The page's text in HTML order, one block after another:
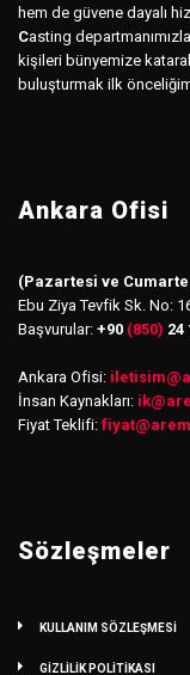
hem de güvene dayalı
Casting
kişileri bünyemize
buluşturmak ilk
Ankara Ofisi
(Pazartesi ve
Ebu Ziya Tevfik Sk. No:
Başvurular: +90 (850) 24
Ankara Ofisi: iletisim@
İnsan Kaynakları:
Fiyat Teklifi:
Sözleşmeler
KULLANIM SÖZLEŞMESİ
GİZLİLİK POLİTİKASI